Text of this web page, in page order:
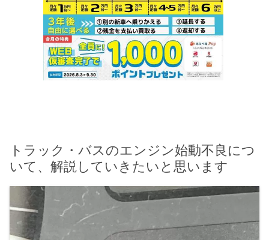
トラック・バスのエンジン始動不良につ
いて、解説していきたいと思います